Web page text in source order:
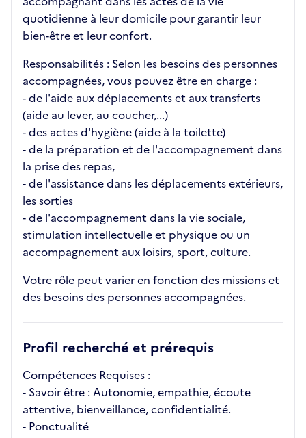
quotidienne à leur domicile pour garantir leur
bien-être et leur confort.
Responsabilités : Selon les besoins des personnes
accompagnées, vous pouvez être en charge :
- de l'aide aux déplacements et aux transferts
(aide au lever, au coucher,...)
- des actes d'hygiène (aide à la toilette)
- de la préparation et de l'accompagnement dans
la prise des repas,
- de l'assistance dans les déplacements extérieurs,
les sorties
- de l'accompagnement dans la vie sociale,
stimulation intellectuelle et physique ou un
accompagnement aux loisirs, sport, culture.
Votre rôle peut varier en fonction des missions et
des besoins des personnes accompagnées.
Profil recherché et prérequis
Compétences Requises :
- Savoir être : Autonomie, empathie, écoute
attentive, bienveillance, confidentialité.
- Ponctualité